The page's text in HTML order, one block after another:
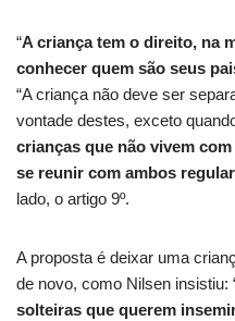
“A criança tem o direito, na
conhecer quem são seus
“A criança não deve ser
vontade destes, exceto
crianças que não vivem
se reunir com ambos
lado, o artigo 9º.
A proposta é deixar uma
de novo, como Nilsen insistiu:
solteiras que querem